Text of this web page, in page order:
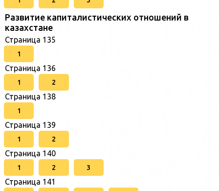
Развитие капиталистических отношений в
казахстане
Страница 135
1
Страница 136
1 2
Страница 138
1
Страница 139
1 2
Страница 140
1 2 3
Страница 141